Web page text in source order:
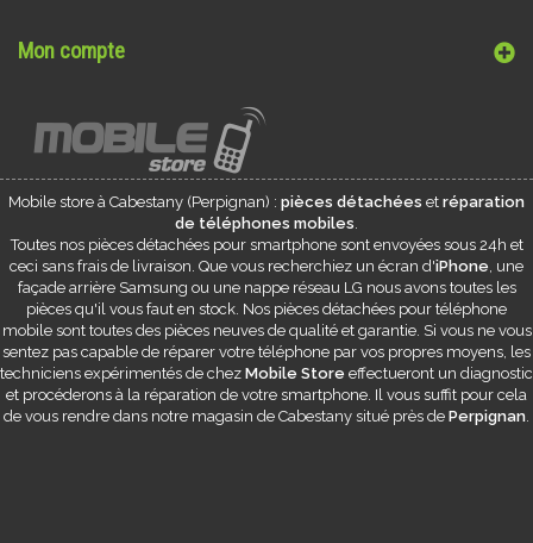
Mon compte
Mobile store à Cabestany (Perpignan) : pièces détachées et réparation
de téléphones mobiles.
Toutes nos pièces détachées pour smartphone sont envoyées sous 24h et
ceci sans frais de livraison. Que vous recherchiez un écran d'iPhone, une
façade arrière Samsung ou une nappe réseau LG nous avons toutes les
pièces qu'il vous faut en stock. Nos pièces détachées pour téléphone
mobile sont toutes des pièces neuves de qualité et garantie. Si vous ne vous
sentez pas capable de réparer votre téléphone par vos propres moyens, les
techniciens expérimentés de chez Mobile Store effectueront un diagnostic
et procéderons à la réparation de votre smartphone. Il vous suffit pour cela
de vous rendre dans notre magasin de Cabestany situé près de Perpignan.